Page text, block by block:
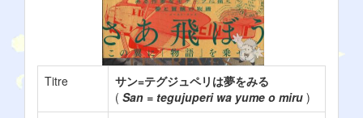
Titre
サン=テグジュペリは夢をみる
( San = tegujuperi wa yume o miru )